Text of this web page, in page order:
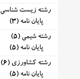
رشته زیست شناسی
پایان نامه (3)
رشته شیمی (5)
پایان نامه (5)
رشته کشاورزی (6)
پایان نامه (5)